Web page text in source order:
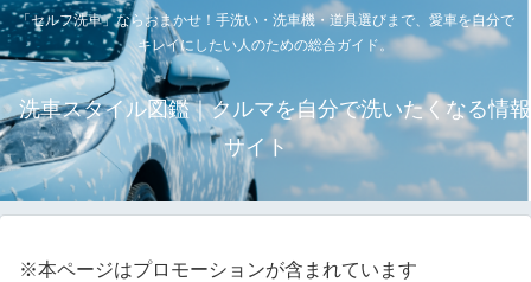
「セルフ洗車」ならおまかせ！手洗い・洗車機・道具選びまで、愛車を自分で
キレイにしたい人のための総合ガイド。
洗車スタイル図鑑｜クルマを自分で洗いたくなる情報
サイト
※本ページはプロモーションが含まれています